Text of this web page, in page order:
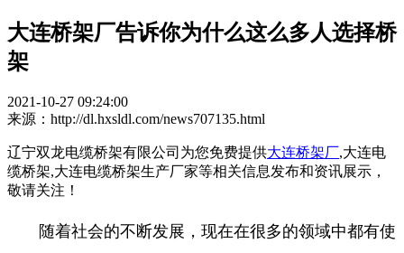
大连桥架厂告诉你为什么这么多人选择桥
架
2021-10-27 09:24:00
来源：http://dl.hxsldl.com/news707135.html
辽宁双龙电缆桥架有限公司为您免费提供大连桥架厂,大连电
缆桥架,大连电缆桥架生产厂家等相关信息发布和资讯展示，
敬请关注！
随着社会的不断发展，现在在很多的领域中都有使